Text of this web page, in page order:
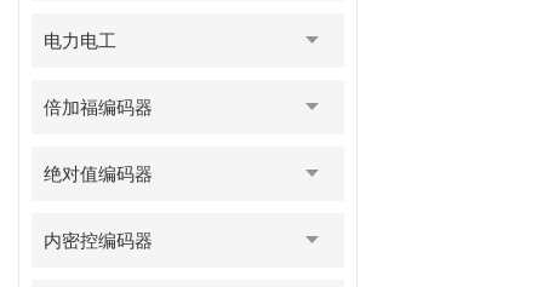
电力电工
倍加福编码器
绝对值编码器
内密控编码器